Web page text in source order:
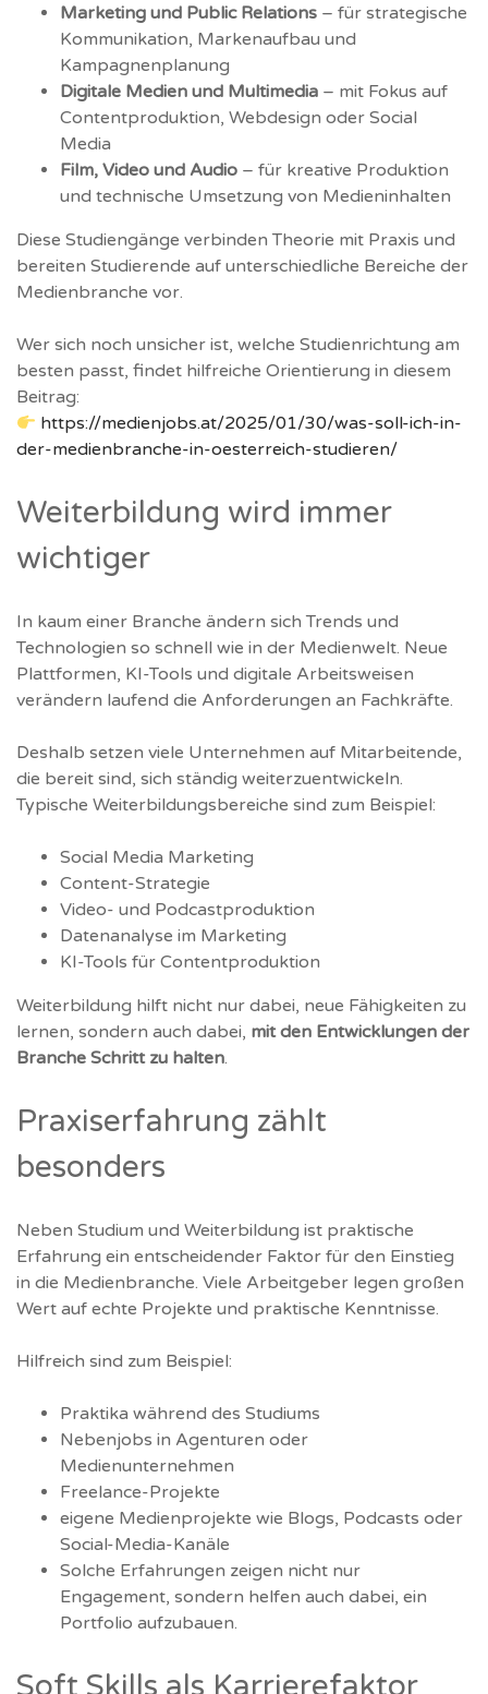
Marketing und Public Relations – für strategische
Kommunikation, Markenaufbau und
Kampagnenplanung
Digitale Medien und Multimedia – mit Fokus auf
Contentproduktion, Webdesign oder Social
Media
Film, Video und Audio – für kreative Produktion
und technische Umsetzung von Medieninhalten
Diese Studiengänge verbinden Theorie mit Praxis und
bereiten Studierende auf unterschiedliche Bereiche der
Medienbranche vor.
Wer sich noch unsicher ist, welche Studienrichtung am
besten passt, findet hilfreiche Orientierung in diesem
Beitrag:
https://medienjobs.at/2025/01/30/was-soll-ich-in-
der-medienbranche-in-oesterreich-studieren/
Weiterbildung wird immer
wichtiger
In kaum einer Branche ändern sich Trends und
Technologien so schnell wie in der Medienwelt. Neue
Plattformen, KI-Tools und digitale Arbeitsweisen
verändern laufend die Anforderungen an Fachkräfte.
Deshalb setzen viele Unternehmen auf Mitarbeitende,
die bereit sind, sich ständig weiterzuentwickeln.
Typische Weiterbildungsbereiche sind zum Beispiel:
Social Media Marketing
Content-Strategie
Video- und Podcastproduktion
Datenanalyse im Marketing
KI-Tools für Contentproduktion
Weiterbildung hilft nicht nur dabei, neue Fähigkeiten zu
lernen, sondern auch dabei, mit den Entwicklungen der
Branche Schritt zu halten.
Praxiserfahrung zählt
besonders
Neben Studium und Weiterbildung ist praktische
Erfahrung ein entscheidender Faktor für den Einstieg
in die Medienbranche. Viele Arbeitgeber legen großen
Wert auf echte Projekte und praktische Kenntnisse.
Hilfreich sind zum Beispiel:
Praktika während des Studiums
Nebenjobs in Agenturen oder
Medienunternehmen
Freelance-Projekte
eigene Medienprojekte wie Blogs, Podcasts oder
Social-Media-Kanäle
Solche Erfahrungen zeigen nicht nur
Engagement, sondern helfen auch dabei, ein
Portfolio aufzubauen.
Soft Skills als Karrierefaktor